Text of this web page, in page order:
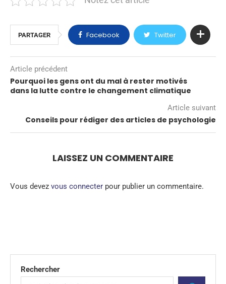
PARTAGER Facebook Twitter
Article précédent
Pourquoi les gens ont du mal à rester motivés
dans la lutte contre le changement climatique
Article suivant
Conseils pour rédiger des articles de psychologie
LAISSEZ UN COMMENTAIRE
Vous devez vous connecter pour publier un commentaire.
Rechercher